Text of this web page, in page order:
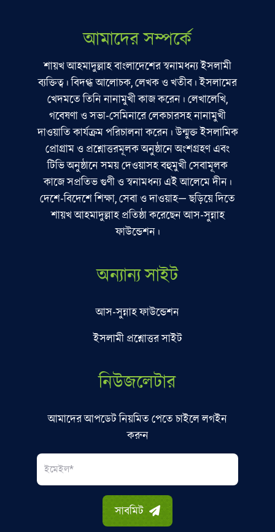
আমাদের সম্পর্কে
শায়খ আহমাদুল্লাহ বাংলাদেশের স্বনামধন্য ইসলামী
ব্যক্তিত্ব। বিদগ্ধ আলোচক, লেখক ও খতীব। ইসলামের
খেদমতে তিনি নানামুখী কাজ করেন। লেখালেখি,
গবেষণা ও সভা-সেমিনারে লেকচারসহ নানামুখী
দাওয়াতি কার্যক্রম পরিচালনা করেন। উন্মুক্ত ইসলামিক
প্রোগ্রাম ও প্রশ্নোত্তরমূলক অনুষ্ঠানে অংশগ্রহণ এবং
টিভি অনুষ্ঠানে সময় দেওয়াসহ বহুমুখী সেবামূলক
কাজে সপ্রতিভ গুণী ও স্বনামধন্য এই আলেমে দীন।
দেশে-বিদেশে শিক্ষা, সেবা ও দাওয়াহ— ছড়িয়ে দিতে
শায়খ আহমাদুল্লাহ প্রতিষ্ঠা করেছেন আস-সুন্নাহ
ফাউন্ডেশন।
অন্যান্য সাইট
আস-সুন্নাহ ফাউন্ডেশন
ইসলামী প্রশ্নোত্তর সাইট
নিউজলেটার
আমাদের আপডেট নিয়মিত পেতে চাইলে লগইন
করুন
সাবমিট